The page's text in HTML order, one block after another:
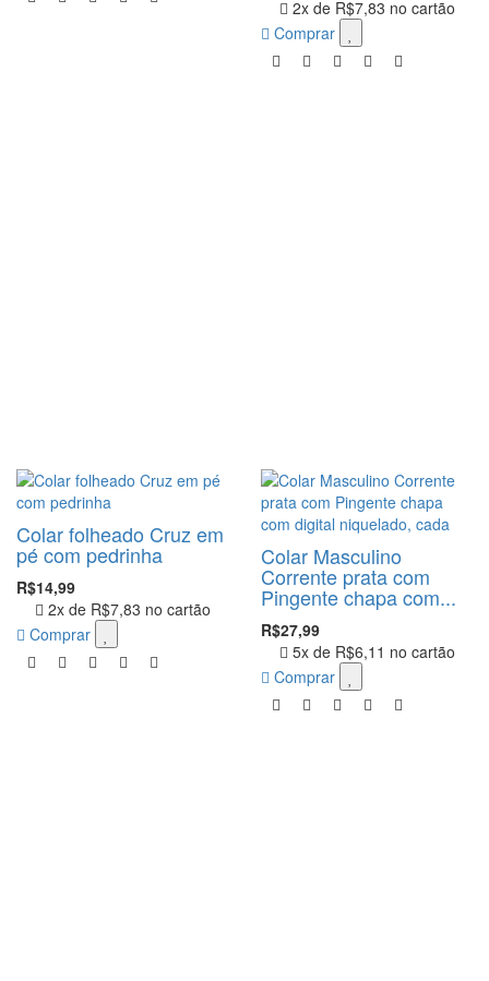
2x de R$7,83 no cartão
Comprar
Colar folheado Cruz em
pé com pedrinha
R$14,99
2x de R$7,83 no cartão
Comprar
Colar Masculino
Corrente prata com
Pingente chapa com...
R$27,99
5x de R$6,11 no cartão
Comprar